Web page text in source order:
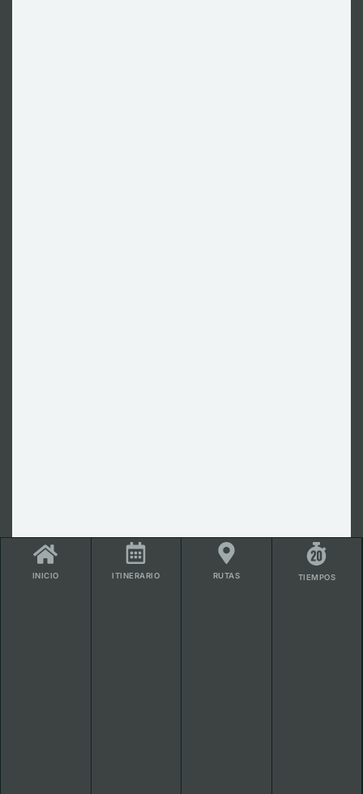
INICIO ITINERARIO RUTAS TIEMPOS